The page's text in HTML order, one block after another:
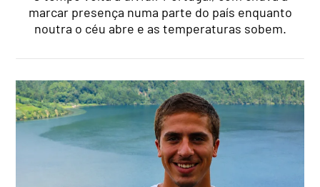
marcar presença numa parte do país enquanto
noutra o céu abre e as temperaturas sobem.